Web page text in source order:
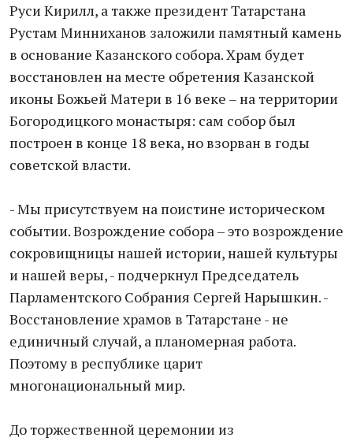
Руси Кирилл, а также президент Татарстана
Рустам Минниханов заложили памятный камень
в основание Казанского собора. Храм будет
восстановлен на месте обретения Казанской
иконы Божьей Матери в 16 веке – на территории
Богородицкого монастыря: сам собор был
построен в конце 18 века, но взорван в годы
советской власти.
- Мы присутствуем на поистине историческом
событии. Возрождение собора – это возрождение
сокровищницы нашей истории, нашей культуры
и нашей веры, - подчеркнул Председатель
Парламентского Собрания Сергей Нарышкин. -
Восстановление храмов в Татарстане - не
единичный случай, а планомерная работа.
Поэтому в республике царит
многонациональный мир.
До торжественной церемонии из